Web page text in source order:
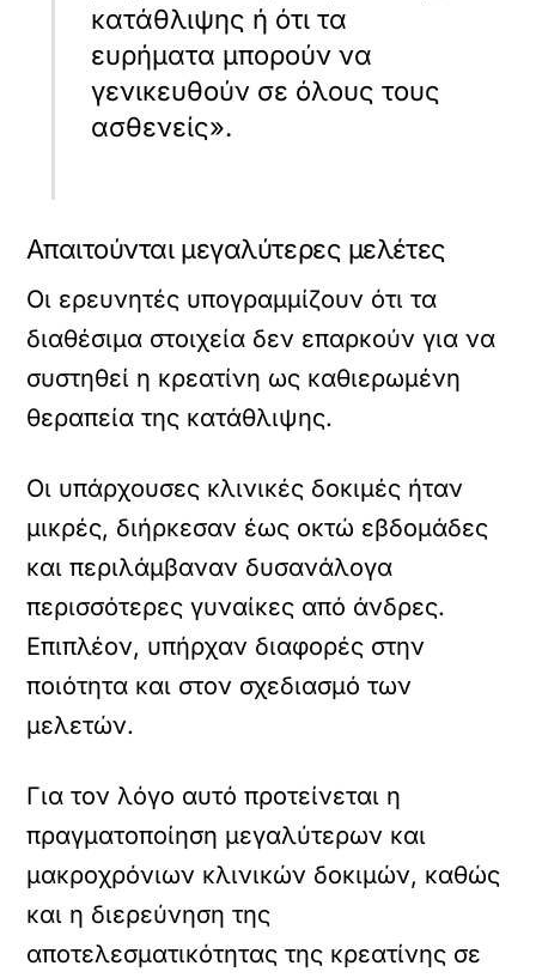
κατάθλιψης ή ότι τα
ευρήματα μπορούν να
γενικευθούν σε όλους τους
ασθενείς».
Απαιτούνται μεγαλύτερες μελέτες
Οι ερευνητές υπογραμμίζουν ότι τα
διαθέσιμα στοιχεία δεν επαρκούν για να
συστηθεί η κρεατίνη ως καθιερωμένη
θεραπεία της κατάθλιψης.
Οι υπάρχουσες κλινικές δοκιμές ήταν
μικρές, διήρκεσαν έως οκτώ εβδομάδες
και περιλάμβαναν δυσανάλογα
περισσότερες γυναίκες από άνδρες.
Επιπλέον, υπήρχαν διαφορές στην
ποιότητα και στον σχεδιασμό των
μελετών.
Για τον λόγο αυτό προτείνεται η
πραγματοποίηση μεγαλύτερων και
μακροχρόνιων κλινικών δοκιμών, καθώς
και η διερεύνηση της
αποτελεσματικότητας της κρεατίνης σε